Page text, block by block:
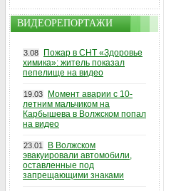
ВИДЕОРЕПОРТАЖИ
3.08
Пожар в СНТ «Здоровье
химика»: житель показал
пепелище на видео
19.03
Момент аварии с 10-
летним мальчиком на
Карбышева в Волжском попал
на видео
23.01
В Волжском
эвакуировали автомобили,
оставленные под
запрещающими знаками